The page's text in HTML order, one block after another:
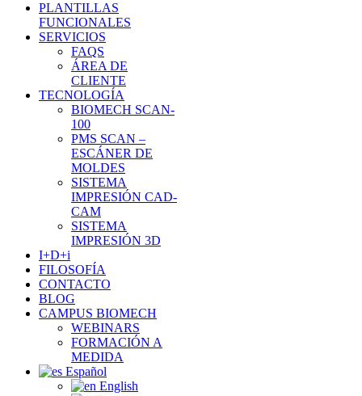
PLANTILLAS
FUNCIONALES
SERVICIOS
FAQS
ÁREA DE
CLIENTE
TECNOLOGÍA
BIOMECH SCAN-
100
PMS SCAN –
ESCÁNER DE
MOLDES
SISTEMA
IMPRESIÓN CAD-
CAM
SISTEMA
IMPRESIÓN 3D
I+D+i
FILOSOFÍA
CONTACTO
BLOG
CAMPUS BIOMECH
WEBINARS
FORMACIÓN A
MEDIDA
Español
English